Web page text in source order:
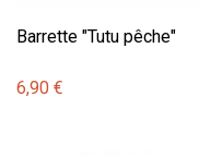
Barrette "Tutu pêche"
6,90 €